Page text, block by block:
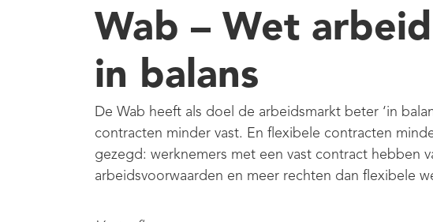
Wab – Wet
in balans
De Wab heeft als doel de arbeidsmarkt beter ‘in
contracten minder vast. En flexibele contracten
gezegd: werknemers met een vast contract hebben
arbeidsvoorwaarden en meer rechten dan flexibele